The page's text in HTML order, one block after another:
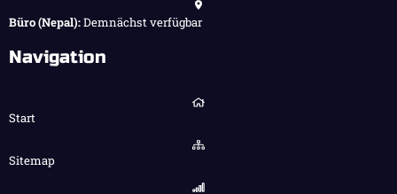
Büro (Nepal):Demnächst verfügbar
Navigation
Start
Sitemap